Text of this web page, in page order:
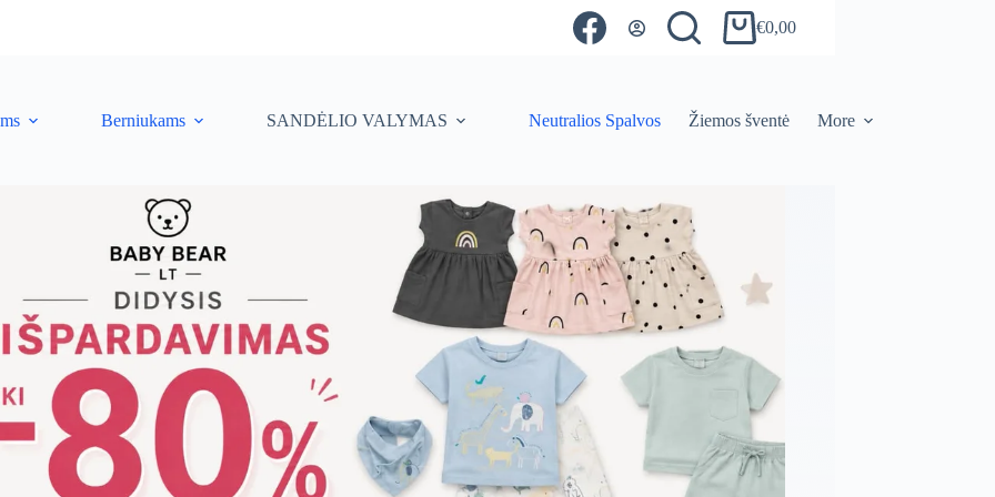
Shopping
€0,00
Berniukams SANDĖLIO VALYMAS Neutralios Spalvos Žiemos šventė More